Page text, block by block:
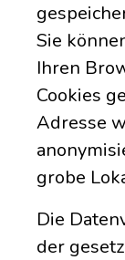
Sie
Ihren
Cookies
Adresse
grobe
Die
der